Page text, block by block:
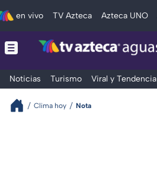
en vivo TV Azteca Azteca UNO
Noticias Turismo Viral y Tendencia
Clima hoy Nota